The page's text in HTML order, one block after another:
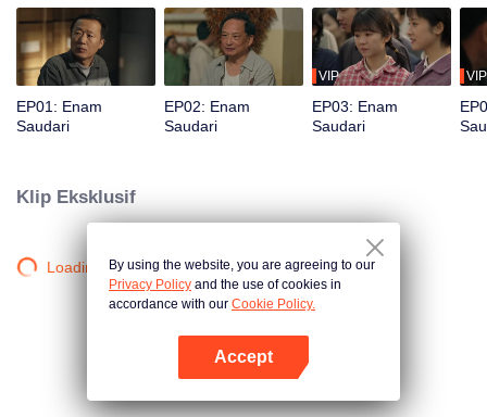
kerasnya kehidupan?
EP01: Enam
Saudari
EP02: Enam
Saudari
VIP
EP03: Enam
Saudari
VIP
Klip Eksklusif
Loading…By using the website, you are agreeing to our
Privacy Policy and the use of cookies in
accordance with our Cookie Policy.
Accept